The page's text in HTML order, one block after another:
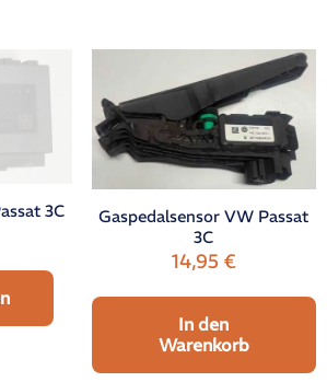
3C
Gaspedalsensor VW Passat
3C
14,95 €
In den
Warenkorb